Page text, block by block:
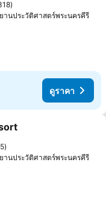
านประวัติศาสตร์พระนครคีรี
ดูราคา
การโปรด
านประวัติศาสตร์พระนครคีรี